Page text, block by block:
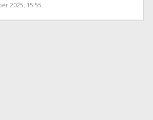
2025, 15:55